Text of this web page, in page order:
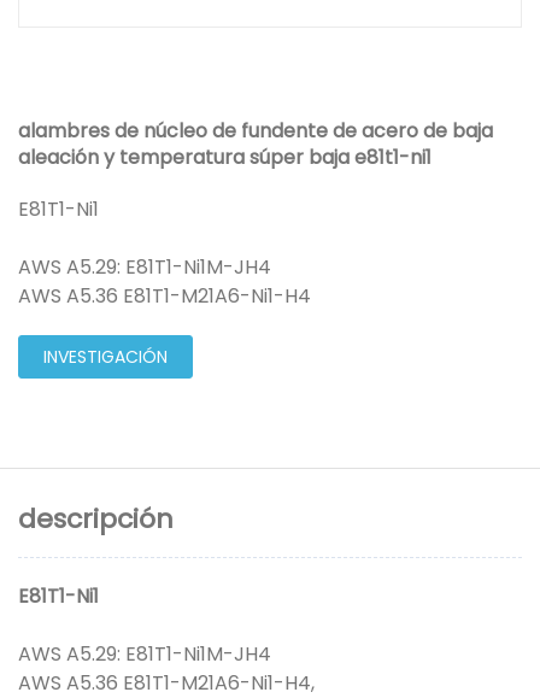
alambres de núcleo de fundente de acero de baja
aleación y temperatura súper baja e81t1-ni1
E81T1-Ni1
AWS A5.29: E81T1-Ni1M-JH4
AWS A5.36 E81T1-M21A6-Ni1-H4
INVESTIGACIÓN
descripción
E81T1-Ni1
AWS A5.29: E81T1-Ni1M-JH4
AWS A5.36 E81T1-M21A6-Ni1-H4,